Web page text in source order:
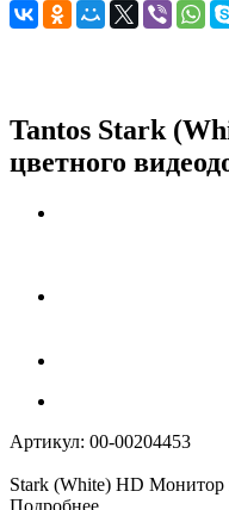
Tantos Stark
цветного
Артикул: 00-00204453
Stark (White) HD Монитор
Подробнее